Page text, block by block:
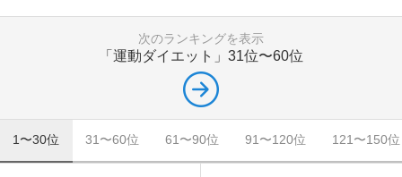
次のランキングを表示
「運動ダイエット」 31位〜60位
1〜30位 31〜60位 61〜90位 91〜120位 121〜150位